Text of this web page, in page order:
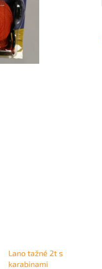
Lano tažné 2t s
karabinami